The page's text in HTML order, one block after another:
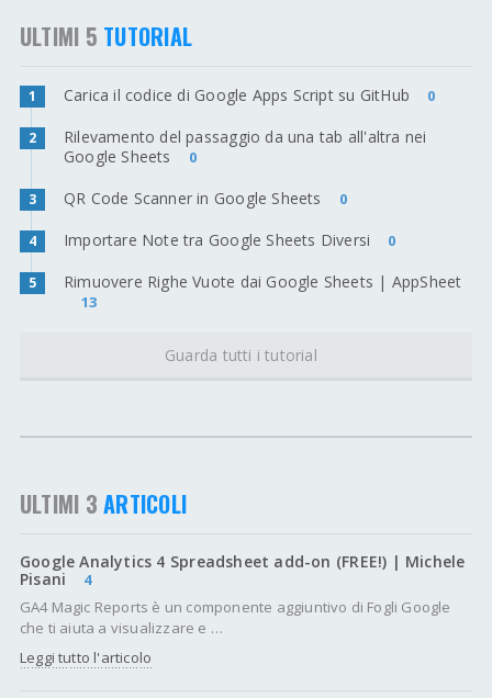
ULTIMI 5 TUTORIAL
1 Carica il codice di Google Apps Script su GitHub 0
2
Rilevamento del passaggio da una tab all'altra nei
Google Sheets
0
3 QR Code Scanner in Google Sheets 0
4 Importare Note tra Google Sheets Diversi 0
5 Rimuovere Righe Vuote dai Google Sheets | AppSheet
13
Guarda tutti i tutorial
ULTIMI 3ARTICOLI
Google Analytics 4 Spreadsheet add-on (FREE!) | Michele
Pisani
4
GA4 Magic Reports è un componente aggiuntivo di Fogli Google
che ti aiuta a visualizzare e …
Leggi tutto l'articolo